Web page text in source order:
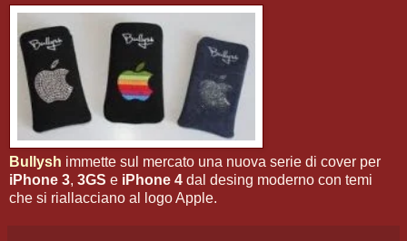
Bullysh immette sul mercato una nuova serie di cover per
iPhone 3, 3GS e iPhone 4 dal desing moderno con temi
che si riallacciano al logo Apple.